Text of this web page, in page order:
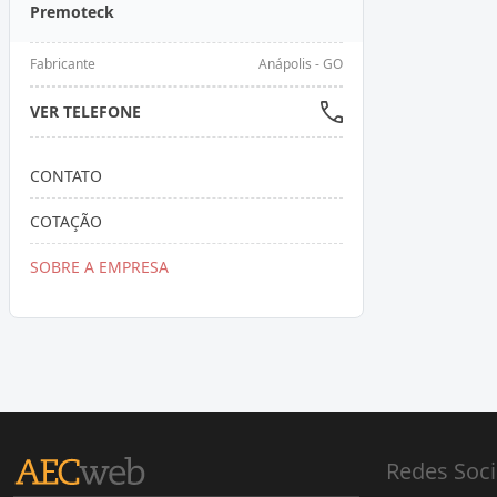
Premoteck
Fabricante Anápolis - GO
VER TELEFONE
CONTATO
COTAÇÃO
SOBRE A EMPRESA
Redes